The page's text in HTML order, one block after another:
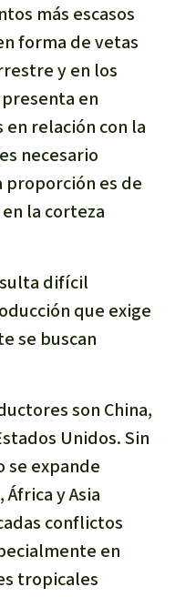
más escasos
forma de vetas
y en los
en
relación con la
necesario
es de
la corteza
difícil
que exige
se buscan
son China,
Unidos. Sin
se expande
y Asia
conflictos
en
tropicales